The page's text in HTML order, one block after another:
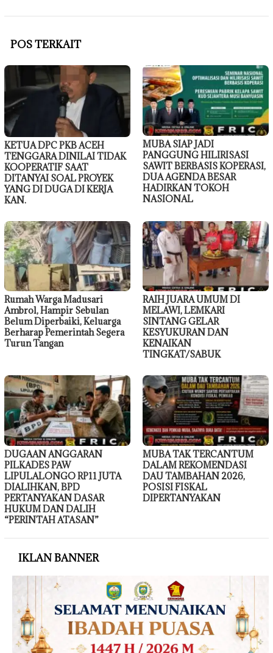
POS TERKAIT
KETUA DPC PKB ACEH
TENGGARA DINILAI TIDAK
KOOPERATIF SAAT
DITANYAI SOAL PROYEK
YANG DI DUGA DI KERJA
KAN.
MUBA SIAP JADI
PANGGUNG HILIRISASI
SAWIT BERBASIS KOPERASI,
DUA AGENDA BESAR
HADIRKAN TOKOH
NASIONAL
Rumah Warga Madusari
Ambrol, Hampir Sebulan
Belum Diperbaiki, Keluarga
Berharap Pemerintah Segera
Turun Tangan
RAIH JUARA UMUM DI
MELAWI, LEMKARI
SINTANG GELAR
KESYUKURAN DAN
KENAIKAN
TINGKAT/SABUK
DUGAAN ANGGARAN
PILKADES PAW
LIPULALONGO RP11 JUTA
DIALIHKAN, BPD
PERTANYAKAN DASAR
HUKUM DAN DALIH
“PERINTAH ATASAN”
MUBA TAK TERCANTUM
DALAM REKOMENDASI
DAU TAMBAHAN 2026,
POSISI FISKAL
DIPERTANYAKAN
IKLAN BANNER